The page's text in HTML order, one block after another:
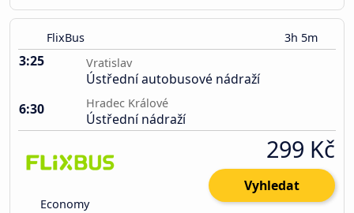
FlixBus 3h 5m
3:25 Vratislav
Ústřední autobusové nádraží
6:30
Hradec Králové
Ústřední nádraží
Economy
299 Kč
Vyhledat